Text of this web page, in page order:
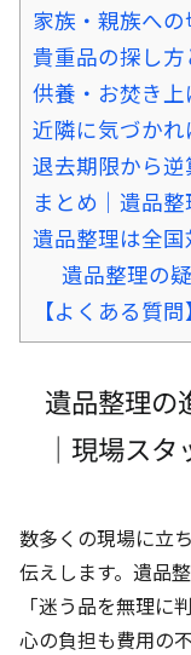
家族・親族へ
貴重品の探し
供養・お焚き
近隣に気づか
退去期限から
まとめ｜遺品
遺品整理は全国
遺品整理の
【よくある質問】
遺品整理の
｜現場ス
数多くの現場に立
伝えします。遺品
「迷う品を無理に
心の負担も費用の